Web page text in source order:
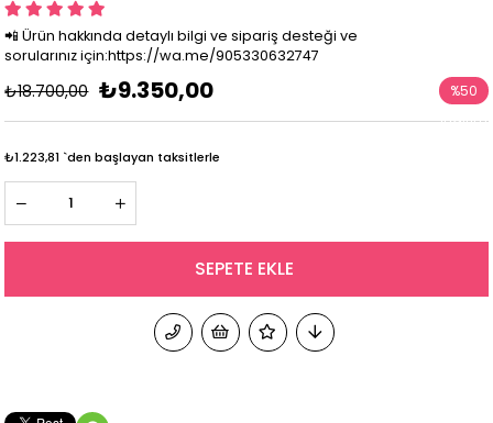
📲 Ürün hakkında detaylı bilgi ve sipariş desteği ve
sorularınız için:https://wa.me/905330632747
₺18.700,00 ₺9.350,00 %50
İndirim
₺1.223,81 `den başlayan taksitlerle